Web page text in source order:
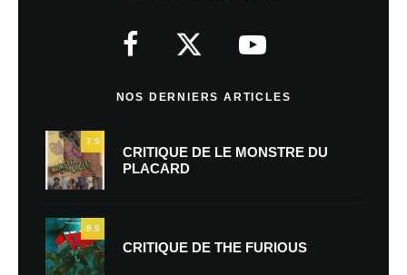
NOS DERNIERS ARTICLES
7.5
CRITIQUE DE LE MONSTRE DU
PLACARD
9.5
CRITIQUE DE THE FURIOUS